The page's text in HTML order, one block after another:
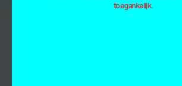
toegankelijk.